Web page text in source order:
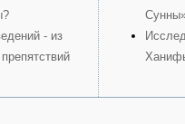
- из